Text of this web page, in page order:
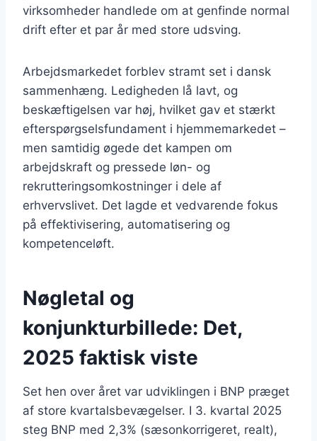
virksomheder handlede om at genfinde normal
drift efter et par år med store udsving.
Arbejdsmarkedet forblev stramt set i dansk
sammenhæng. Ledigheden lå lavt, og
beskæftigelsen var høj, hvilket gav et stærkt
efterspørgselsfundament i hjemmemarkedet –
men samtidig øgede det kampen om
arbejdskraft og pressede løn- og
rekrutteringsomkostninger i dele af
erhvervslivet. Det lagde et vedvarende fokus
på effektivisering, automatisering og
kompetenceløft.
Nøgletal og
konjunkturbillede: Det,
2025 faktisk viste
Set hen over året var udviklingen i BNP præget
af store kvartalsbevægelser. I 3. kvartal 2025
steg BNP med 2,3% (sæsonkorrigeret, realt),